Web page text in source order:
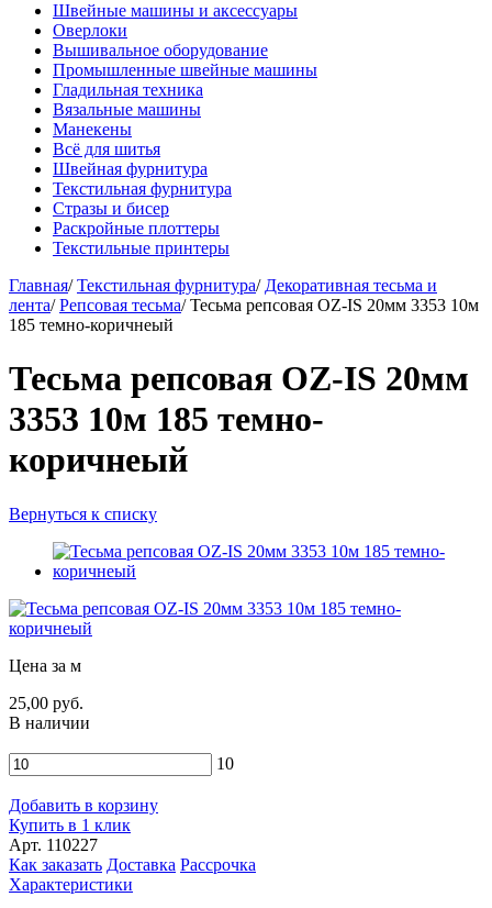
Швейные машины и аксессуары
Оверлоки
Вышивальное оборудование
Промышленные швейные машины
Гладильная техника
Вязальные машины
Манекены
Всё для шитья
Швейная фурнитура
Текстильная фурнитура
Стразы и бисер
Раскройные плоттеры
Текстильные принтеры
Главная/ Текстильная фурнитура/ Декоративная тесьма и
лента/ Репсовая тесьма/ Тесьма репсовая OZ-IS 20мм 3353 10м
185 темно-коричнеый
Тесьма репсовая OZ-IS 20мм
3353 10м 185 темно-
коричнеый
Вернуться к списку
Цена за м
25,00 руб.
В наличии
10
Добавить в корзину
Купить в 1 клик
Арт. 110227
Как заказать Доставка Рассрочка
Характеристики